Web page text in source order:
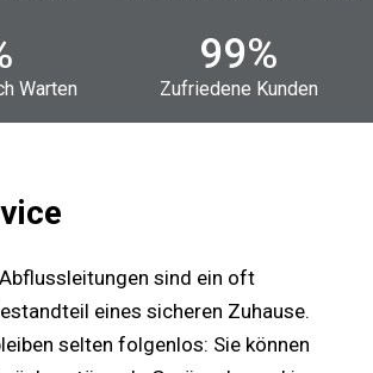
Warten
99%
Zufriedene Kunden
sind ein oft
eines sicheren Zuhause.
selten folgenlos: Sie können